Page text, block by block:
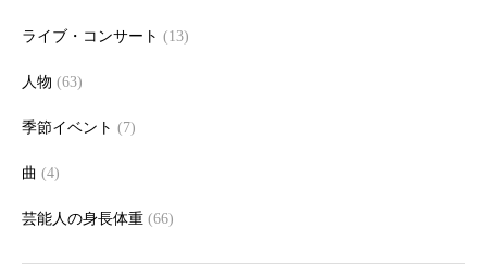
ライブ・コンサート (13)
人物 (63)
季節イベント (7)
曲 (4)
芸能人の身長体重 (66)